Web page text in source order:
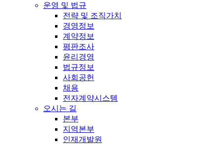
운영 및 법규
전략 및 조직가치
경영정보
계약정보
평판조사
윤리경영
법규정보
사회공헌
채용
전자계약시스템
오시는 길
본부
지역본부
인재개발원